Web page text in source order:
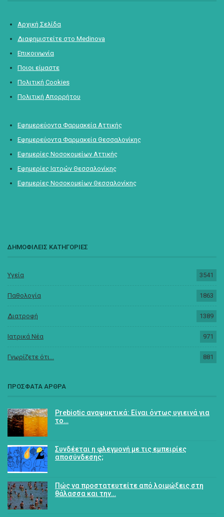
Αρχική Σελίδα
Διαφημιστείτε στο Medinova
Επικοινωνία
Ποιοι είμαστε
Πολιτική Cookies
Πολιτική Απορρήτου
Εφημερεύοντα Φαρμακεία Αττικής
Εφημερεύοντα Φαρμακεία Θεσσαλονίκης
Εφημερίες Νοσοκομείων Αττικής
Εφημερίες Ιατρών Θεσσαλονίκης
Εφημερίες Νοσοκομείων Θεσσαλονίκης
ΔΗΜΟΦΙΛΕΙΣ ΚΑΤΗΓΟΡΙΕΣ
Υγεία 3541
Παθολογία 1863
Διατροφή 1389
Ιατρικά Νέα 971
Γνωρίζετε ότι... 881
ΠΡΟΣΦΑΤΑ ΑΡΘΡΑ
Prebiotic αναψυκτικά: Είναι όντως υγιεινά για
το…
Συνδέεται η φλεγμονή με τις εμπειρίες
αποσύνδεσης;
Πώς να προστατευτείτε από λοιμώξεις στη
θάλασσα και την…